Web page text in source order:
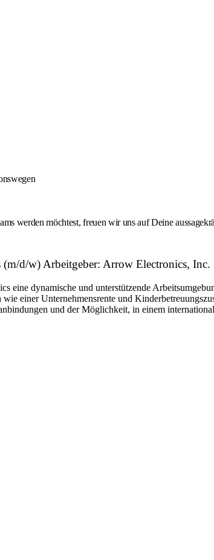
werden möchtest, freuen wir uns auf Deine
d/w) Arbeitgeber: Arrow Electronics, Inc.
dynamische und unterstützende
einer Unternehmensrente und
und der Möglichkeit, in einem